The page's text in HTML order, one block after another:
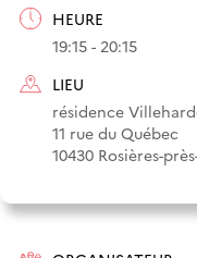
HEURE
19:15 - 20:15
LIEU
résidence
11 rue du Québec
10430 Rosières-